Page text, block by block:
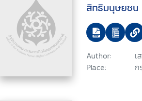
สิทธิมนุษยชน
Author:
เ
Place:
ก